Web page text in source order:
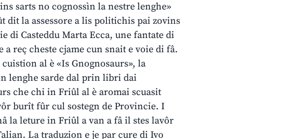
sarts no cognossìn la nestre lenghe»
dit la assessore a lis politichis pai zovins
di Casteddu Marta Ecca, une fantate di
a reç cheste cjame cun snait e voie di fâ.
al è «Is Gnognosaurs», la
lenghe sarde dal prin libri dai
che chi in Friûl al è aromai scuasit
burît fûr cul sostegn de Provincie. I
la leture in Friûl a van a fâ il stes lavôr
La traduzion e je par cure di Ivo